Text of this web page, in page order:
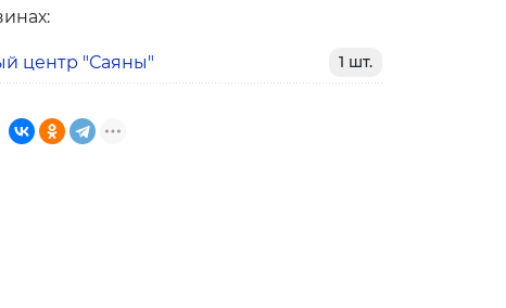
центр "Саяны" 1 шт.